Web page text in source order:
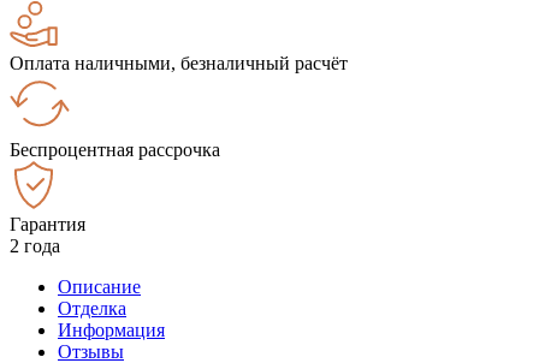
Оплата наличными, безналичный расчёт
Беспроцентная рассрочка
Гарантия
2 года
Описание
Отделка
Информация
Отзывы